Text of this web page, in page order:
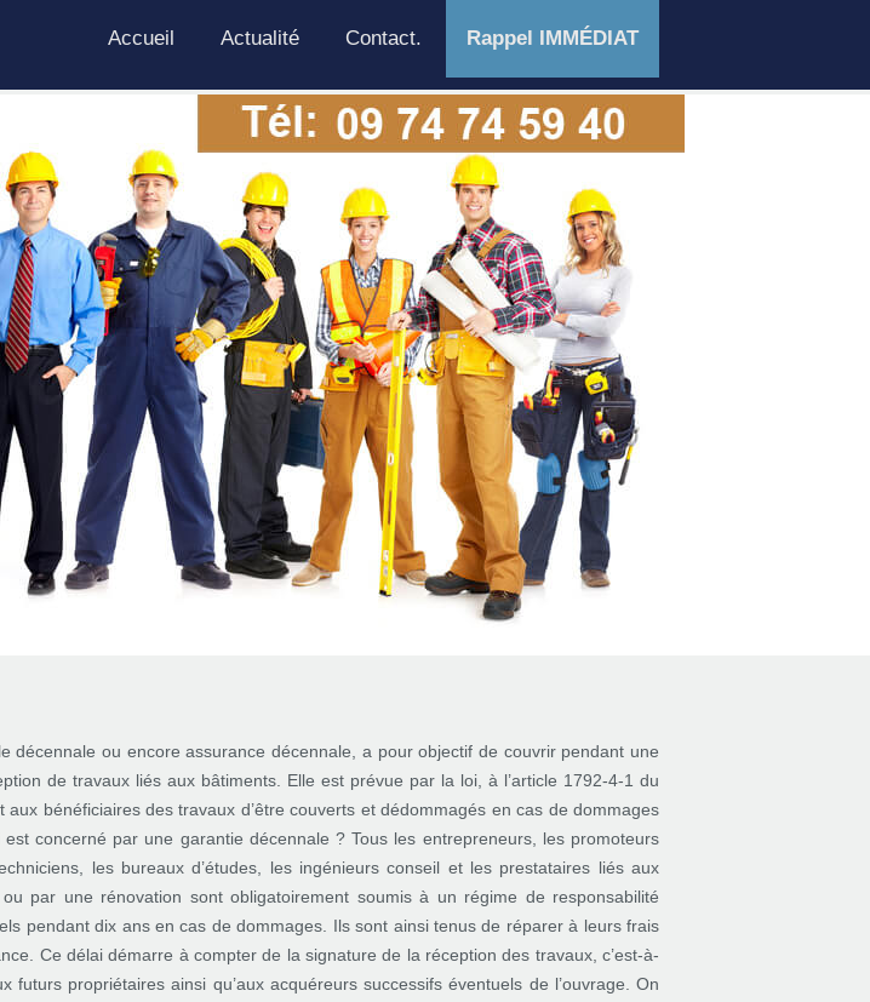
Accueil Actualité Contact. Rappel IMMÉDIAT
décennale ou encore assurance décennale, a pour objectif de couvrir pendant une
de travaux liés aux bâtiments. Elle est prévue par la loi, à l’article 1792-4-1 du
bénéficiaires des travaux d’être couverts et dédommagés en cas de dommages
concerné par une garantie décennale ? Tous les entrepreneurs, les promoteurs
les bureaux d’études, les ingénieurs conseil et les prestataires liés aux
par une rénovation sont obligatoirement soumis à un régime de responsabilité
pendant dix ans en cas de dommages. Ils sont ainsi tenus de réparer à leurs frais
Ce délai démarre à compter de la signature de la réception des travaux, c’est-à-
propriétaires ainsi qu’aux acquéreurs successifs éventuels de l’ouvrage. On